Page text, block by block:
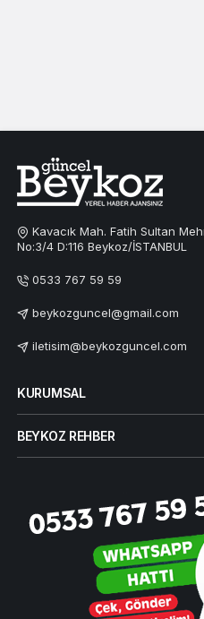
Kavacık Mah. Fatih Sultan
No:3/4 D:116 Beykoz/İSTANBUL
0533 767 59 59
beykozguncel@gmail.com
iletisim@beykozguncel.com
KURUMSAL
BEYKOZ REHBER